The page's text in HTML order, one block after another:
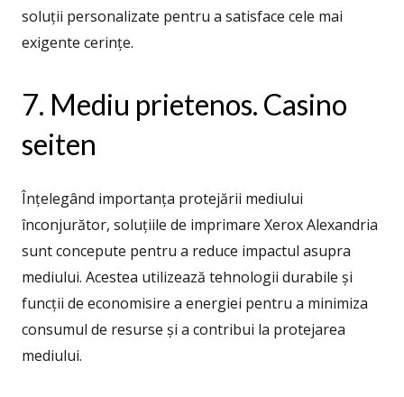
soluții personalizate pentru a satisface cele mai
exigente cerințe.
7. Mediu prietenos. Casino
seiten
Înțelegând importanța protejării mediului
înconjurător, soluțiile de imprimare Xerox Alexandria
sunt concepute pentru a reduce impactul asupra
mediului. Acestea utilizează tehnologii durabile și
funcții de economisire a energiei pentru a minimiza
consumul de resurse și a contribui la protejarea
mediului.